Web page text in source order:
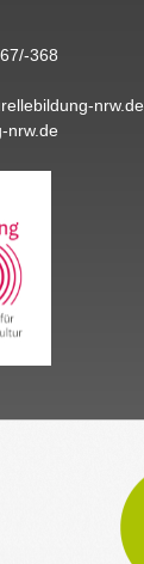
368
nrw.de
nrw.de